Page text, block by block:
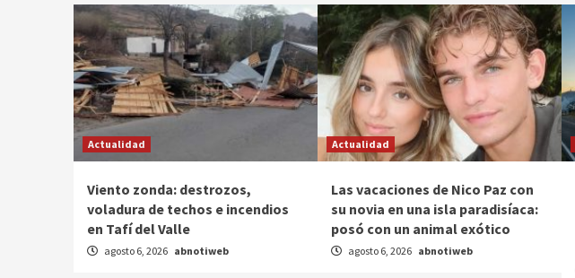
Actualidad
Viento zonda: destrozos,
voladura de techos e incendios
en Tafí del Valle
agosto 6, 2026 abnotiweb
Actualidad
Las vacaciones de Nico Paz con
su novia en una isla paradisíaca:
posó con un animal exótico
agosto 6, 2026 abnotiweb